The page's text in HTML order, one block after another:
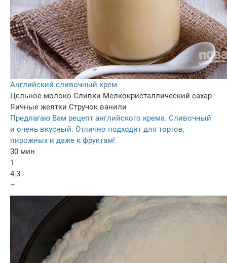
Английский сливочный крем
Цельное молоко Сливки Мелкокристаллический сахар
Яичные желтки Стручок ванили
Предлагаю Вам рецепт английского крема. Сливочный
и очень вкусный. Отлично подходит для тортов,
пирожных и даже к фруктам!
30 мин
1
4.3
–